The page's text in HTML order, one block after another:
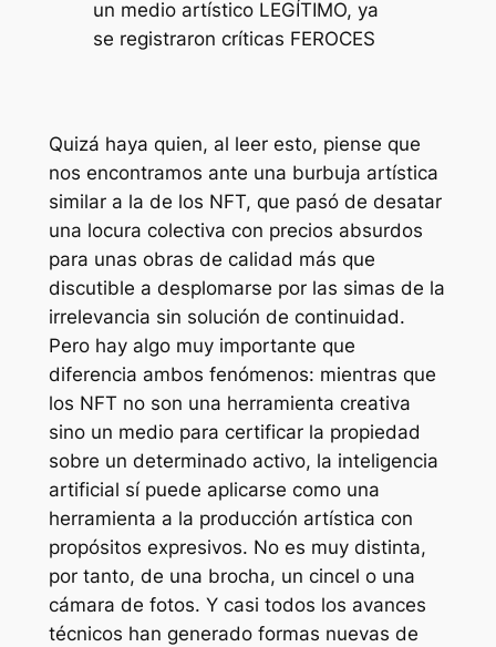
un medio artístico LEGÍTIMO, ya
se registraron críticas FEROCES
Quizá haya quien, al leer esto, piense que
nos encontramos ante una burbuja artística
similar a la de los NFT, que pasó de desatar
una locura colectiva con precios absurdos
para unas obras de calidad más que
discutible a desplomarse por las simas de la
irrelevancia sin solución de continuidad.
Pero hay algo muy importante que
diferencia ambos fenómenos: mientras que
los NFT no son una herramienta creativa
sino un medio para certificar la propiedad
sobre un determinado activo, la inteligencia
artificial sí puede aplicarse como una
herramienta a la producción artística con
propósitos expresivos. No es muy distinta,
por tanto, de una brocha, un cincel o una
cámara de fotos. Y casi todos los avances
técnicos han generado formas nuevas de